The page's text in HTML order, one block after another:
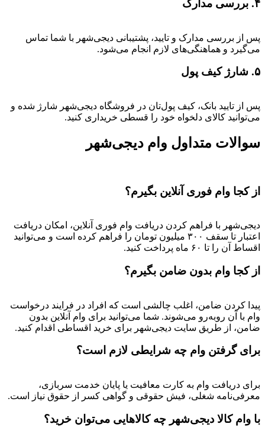
۴. بررسی مدارک
پس از بررسی مدارک و تایید، پشتیبانی دیجی‌شهر با شما تماس
می‌گیرد و هماهنگی‌های لازم انجام می‌شود.
۵. شارژ کیف پول
پس از تایید بانک، کیف پول‌تان در فروشگاه دیجی‌شهر شارژ شده و
می‌توانید کالای دلخواه خود را قسطی خریداری کنید.
سوالات متداول وام دیجی‌شهر
از کجا وام فوری آنلاین بگیرم؟
دیجی‌شهر با فراهم کردن دریافت وام فوری آنلاین، امکان دریافت
اعتبار تا سقف ۳۰۰ میلیون تومان را فراهم کرده است و می‌توانید
اقساط آن را تا ۶۰ ماه پرداخت کنید.
از کجا وام بدون ضامن بگیرم؟
پیدا کردن ضامن، اغلب چالشی است که افراد در فرایند درخواست
وام با آن روبه‌رو می‌شوند. شما می‌توانید برای وام آنلاین بدون
ضامن، از طریق سایت دیجی‌شهر برای خرید اقساطی اقدام کنید.
برای گرفتن وام چه شرایطی لازم است؟
برای دریافت وام به کارت معافیت یا پایان خدمت سربازی،
معرفی‌نامه شغلی، فیش حقوقی و گواهی کسر از حقوق نیاز است.
با وام کالا دیجی‌شهر چه کالاهایی می‌توان خرید؟